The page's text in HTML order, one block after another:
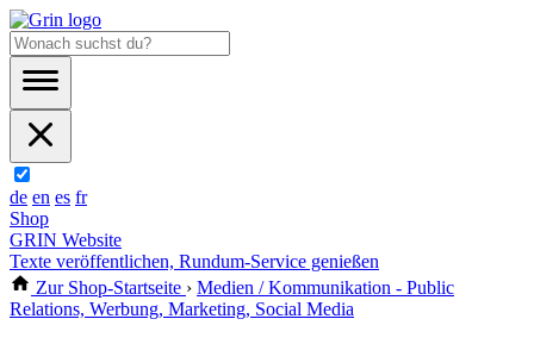
de en es fr
Shop
GRIN Website
Texte veröffentlichen, Rundum-Service genießen
Zur Shop-Startseite › Medien / Kommunikation - Public
Relations, Werbung, Marketing, Social Media